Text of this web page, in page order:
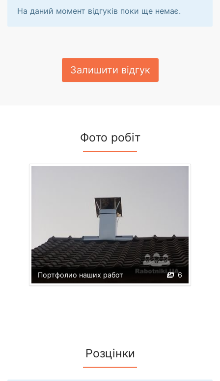
На даний момент відгуків поки ще немає.
Залишити відгук
Фото робіт
6
Портфолио наших работ
Розцінки